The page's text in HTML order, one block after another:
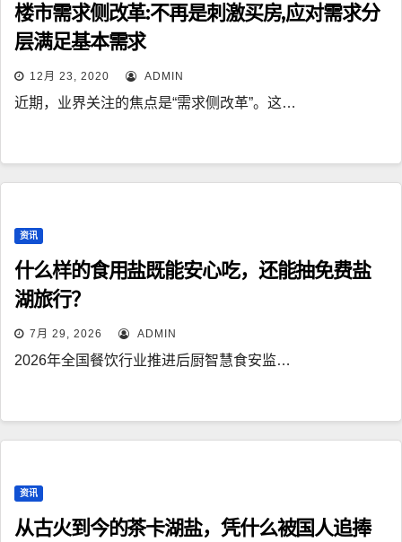
楼市需求侧改革:不再是刺激买房,应对需求分
层满足基本需求
12月 23, 2020 ADMIN
近期，业界关注的焦点是“需求侧改革”。这…
资讯
什么样的食用盐既能安心吃，还能抽免费盐
湖旅行？
7月 29, 2026 ADMIN
2026年全国餐饮行业推进后厨智慧食安监…
资讯
从古火到今的茶卡湖盐，凭什么被国人追捧